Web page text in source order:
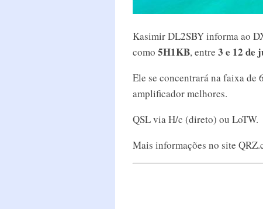
Kasimir DL2SBY informa ao
como 5H1KB, entre 3 e 12 de
Ele se concentrará na faixa de
amplificador melhores.
QSL via H/c (direto) ou LoTW.
Mais informações no site